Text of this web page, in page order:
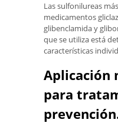
Las sulfonilureas
medicamentos
glibenclamida y
que se utiliza está
características
Aplicación
para